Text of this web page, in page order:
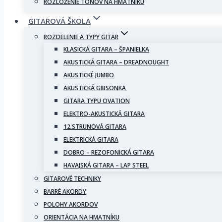
ROZLOŽENIE TÓNOV NA HMATNÍKU
GITAROVÁ ŠKOLA
ROZDELENIE A TYPY GITAR
KLASICKÁ GITARA – ŠPANIELKA
AKUSTICKÁ GITARA – DREADNOUGHT
AKUSTICKÉ JUMBO
AKUSTICKÁ GIBSONKA
GITARA TYPU OVATION
ELEKTRO-AKUSTICKÁ GITARA
12.STRUNOVÁ GITARA
ELEKTRICKÁ GITARA
DOBRO – REZOFONICKÁ GITARA
HAVAJSKÁ GITARA – LAP STEEL
GITAROVÉ TECHNIKY
BARRÉ AKORDY
POLOHY AKORDOV
ORIENTÁCIA NA HMATNÍKU